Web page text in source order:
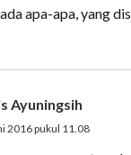
apa-apa, yang
Ayuningsih
2016 pukul 11.08